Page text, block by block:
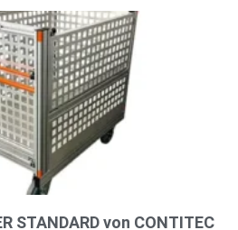
STANDARD von CONTITEC